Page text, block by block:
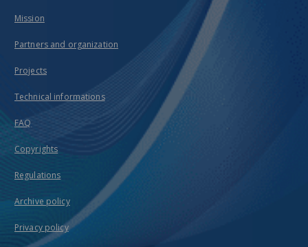
Mission
Partners and organization
Projects
Technical informations
FAQ
Copyrights
Regulations
Archive policy
Privacy policy